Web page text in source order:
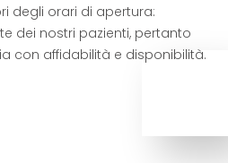
degli orari di apertura:
dei nostri pazienti, pertanto
con affidabilità e disponibilità.